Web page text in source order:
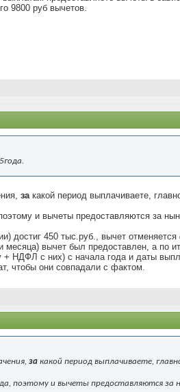
9800 руб вычетов.
за какой период выплачиваете,
и вычеты предоставляются за
достиг 450 тыс.руб., вычет отменяется
месяца) вычет был предоставлен, а по
НДФЛ с них) с начала года и даты
чтобы они совпадали с фактом.
за какой период выплачиваете,
поэтому и вычеты предоставляются